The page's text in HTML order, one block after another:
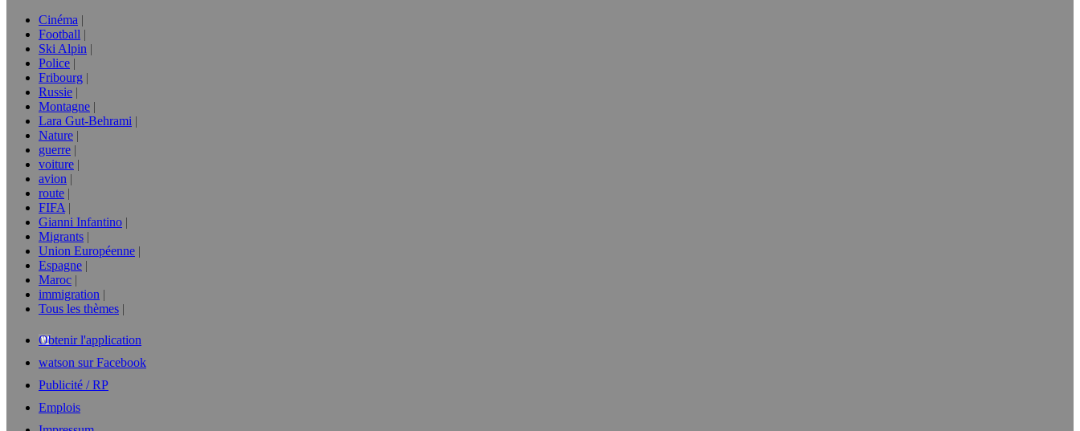
Cinéma
Football
Ski Alpin
Police
Fribourg
Russie
Montagne
Lara Gut-Behrami
Nature
guerre
voiture
avion
route
FIFA
Gianni Infantino
Migrants
Union Européenne
Espagne
Maroc
immigration
Tous les thèmes
Obtenir l'application
watson sur Facebook
Publicité / RP
Emplois